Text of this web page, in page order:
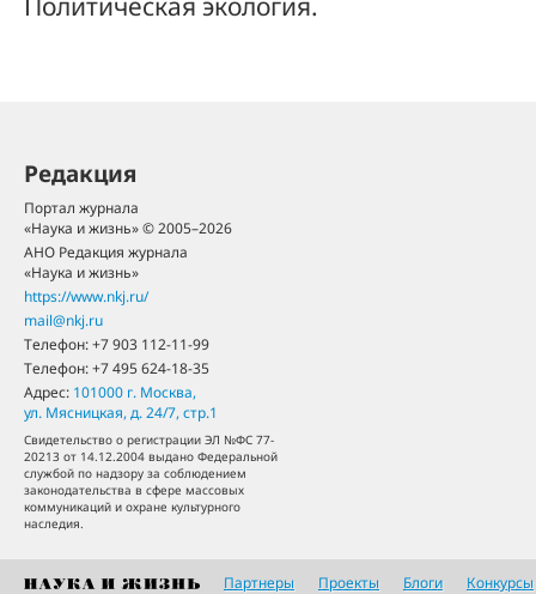
Редакция
Портал журнала
«Наука и жизнь» © 2005–2026
АНО Редакция журнала
«Наука и жизнь»
https://www.nkj.ru/
mail@nkj.ru
Телефон:+7 903 112-11-99
Телефон:+7 495 624-18-35
Адрес: 101000 г. Москва,
ул. Мясницкая, д. 24/7, стр.1
Свидетельство о регистрации ЭЛ №ФС 77-
20213 от 14.12.2004 выдано Федеральной
службой по надзору за соблюдением
законодательства в сфере массовых
коммуникаций и охране культурного
наследия.
Партнеры Проекты Блоги Конкурсы